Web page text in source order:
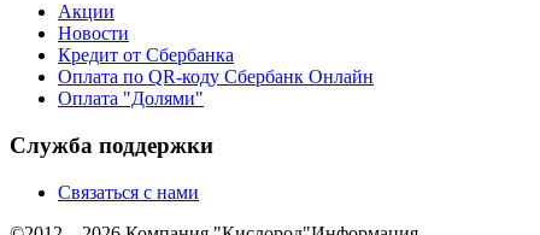
Акции
Новости
Кредит от Сбербанка
Оплата по QR-коду Сбербанк Онлайн
Оплата "Долями"
Служба поддержки
Связаться с нами